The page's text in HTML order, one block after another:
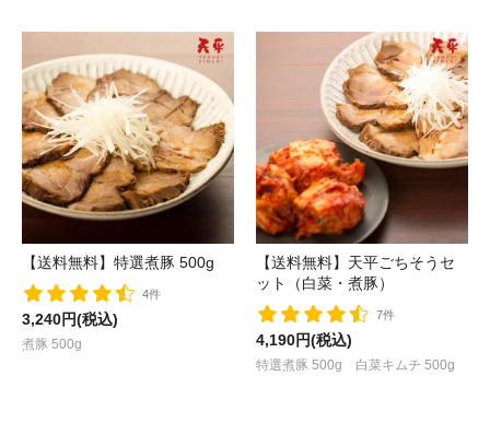
【送料無料】特選煮豚 500g
4件
3,240円(税込)
煮豚 500g
【送料無料】天平ごちそうセ
ット（白菜・煮豚）
7件
4,190円(税込)
特選煮豚 500g 白菜キムチ 500g